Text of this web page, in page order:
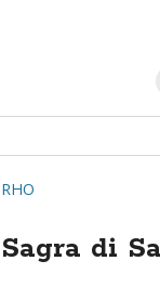
RHO
Sagra di